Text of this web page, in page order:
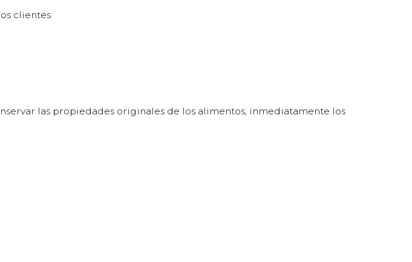
clientes
las propiedades originales de los alimentos, inmediatamente los